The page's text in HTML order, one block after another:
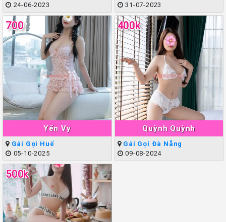
24-06-2023
31-07-2023
Yến Vy
700
Gái Gọi Huế
05-10-2025
Quỳnh Quỳnh
400k
Gái Gọi Đà Nẵng
09-08-2024
500k